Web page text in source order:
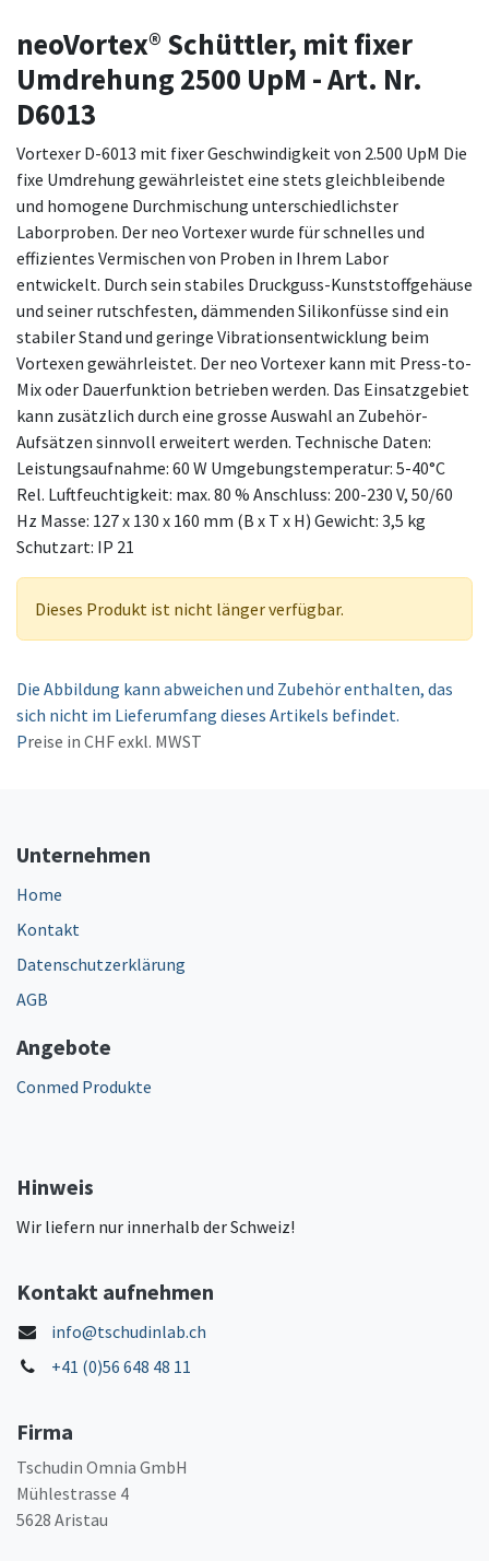
neoVortex® Schüttler, mit fixer
Umdrehung 2500 UpM - Art. Nr.
D6013
Vortexer D-6013 mit fixer Geschwindigkeit von 2.500 UpM Die
fixe Umdrehung gewährleistet eine stets gleichbleibende
und homogene Durchmischung unterschiedlichster
Laborproben. Der neo Vortexer wurde für schnelles und
effizientes Vermischen von Proben in Ihrem Labor
entwickelt. Durch sein stabiles Druckguss-Kunststoffgehäuse
und seiner rutschfesten, dämmenden Silikonfüsse sind ein
stabiler Stand und geringe Vibrationsentwicklung beim
Vortexen gewährleistet. Der neo Vortexer kann mit Press-to-
Mix oder Dauerfunktion betrieben werden. Das Einsatzgebiet
kann zusätzlich durch eine grosse Auswahl an Zubehör-
Aufsätzen sinnvoll erweitert werden. Technische Daten:
Leistungsaufnahme: 60 W Umgebungstemperatur: 5-40°C
Rel. Luftfeuchtigkeit: max. 80 % Anschluss: 200-230 V, 50/60
Hz Masse: 127 x 130 x 160 mm (B x T x H) Gewicht: 3,5 kg
Schutzart: IP 21
Dieses Produkt ist nicht länger verfügbar.
Die Abbildung kann abweichen und Zubehör enthalten, das
sich nicht im Lieferumfang dieses Artikels befindet.
Preise in CHF exkl. MWST
Unternehmen
Home
Kontakt
Datenschutzerklärung
AGB
Angebote
Conmed Produkte
Hinweis
Wir liefern nur innerhalb der Schweiz!
Kontakt aufnehmen
info@tschudinlab.ch
+41 (0)56 648 48 11
Firma
Tschudin Omnia GmbH
Mühlestrasse 4
5628 Aristau